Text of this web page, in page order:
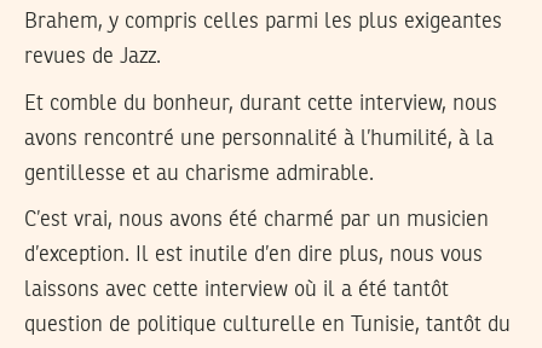
Brahem, y compris celles parmi les plus exigeantes
revues de Jazz.
Et comble du bonheur, durant cette interview, nous
avons rencontré une personnalité à l’humilité, à la
gentillesse et au charisme admirable.
C’est vrai, nous avons été charmé par un musicien
d’exception. Il est inutile d’en dire plus, nous vous
laissons avec cette interview où il a été tantôt
question de politique culturelle en Tunisie, tantôt du